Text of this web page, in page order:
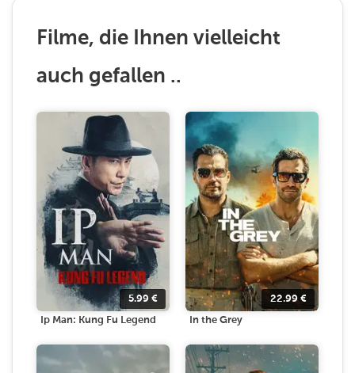
Filme, die Ihnen vielleicht
auch gefallen ..
5.99 €
Ip Man: Kung Fu Legend
22.99 €
In the Grey